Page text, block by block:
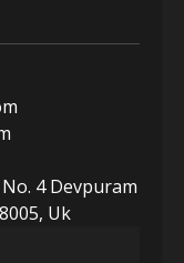
4 Devpuram
Uk